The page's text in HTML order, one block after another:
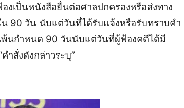
เป็นหนังสือยื่นต่อศาลปกครองหรือส่งทาง
90 วัน นับแต่วันที่ได้รับแจ้งหรือรับทราบคำ
นกำหนด 90 วันนับแต่วันที่ผู้ฟ้องคดีได้มี
ำสั่งดังกล่าวระบุ”